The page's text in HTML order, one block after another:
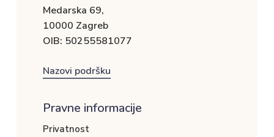
Medarska 69,
10000 Zagreb
OIB: 50255581077
Nazovi podršku
Pravne informacije
Privatnost